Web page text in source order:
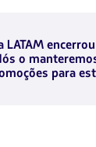
o
para